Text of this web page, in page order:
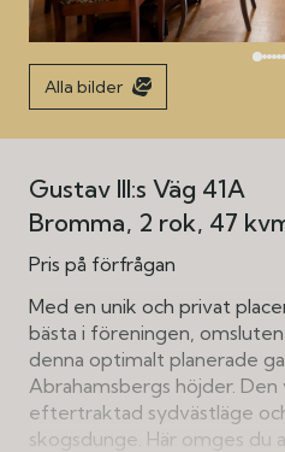
Alla bilder
Gustav III:s Väg 41A
Bromma 2 rok 47
Pris på förfrågan
Med en unik och privat
bästa i föreningen,
denna optimalt planerade
Abrahamsbergs höjder.
eftertraktad sydvästläge
skogsdunge. Här omges du